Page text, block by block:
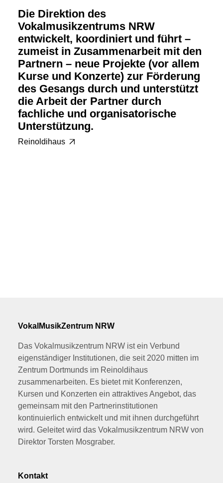
Die Direktion des
Vokalmusikzentrums NRW
entwickelt, koordiniert und führt –
zumeist in Zusammenarbeit mit den
Partnern – neue Projekte (vor allem
Kurse und Konzerte) zur Förderung
des Gesangs durch und unterstützt
die Arbeit der Partner durch
fachliche und organisatorische
Unterstützung.
Reinoldihaus
VokalMusikZentrum NRW
Das Vokalmusikzentrum NRW ist ein Verbund
eigenständiger Institutionen, die seit 2020 mitten im
Zentrum Dortmunds im Reinoldihaus
zusammenarbeiten. Es bietet mit Konferenzen,
Kursen und Konzerten ein attraktives Angebot, das
gemeinsam mit den Partnerinstitutionen
kontinuierlich entwickelt und mit ihnen durchgeführt
wird. Geleitet wird das Vokalmusikzentrum NRW von
Direktor Torsten Mosgraber.
Kontakt